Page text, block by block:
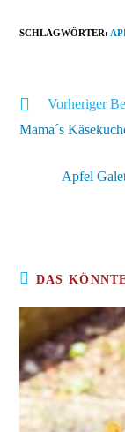
SCHLAGWÖRTER:
Weitere
ansehen
Vorheriger
Mama´s
Apfel
DAS